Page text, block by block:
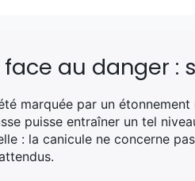
face au danger
marquée par un étonnement
puisse entraîner un tel
: la canicule ne concerne